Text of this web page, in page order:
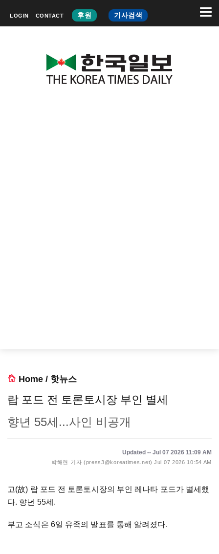
LOGIN CONTACT 후원 기사검색
Home / 핫뉴스
랍 포드 전 토론토시장 부인 별세
향년 55세...사인 비공개
Updated -- Jul 07 2026 11:09 AM
박해련 기자 (press3@koreatimes.net) Jul 07 2026 10:54 AM
고(故) 랍 포드 전 토론토시장의 부인 레나타 포드가 별세했
다. 향년 55세.
부고 소식은 6일 유족의 발표를 통해 알려졌다.